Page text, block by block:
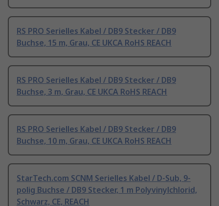
RS PRO Serielles Kabel / DB9 Stecker / DB9
Buchse, 15 m, Grau, CE UKCA RoHS REACH
RS PRO Serielles Kabel / DB9 Stecker / DB9
Buchse, 3 m, Grau, CE UKCA RoHS REACH
RS PRO Serielles Kabel / DB9 Stecker / DB9
Buchse, 10 m, Grau, CE UKCA RoHS REACH
StarTech.com SCNM Serielles Kabel / D-Sub, 9-
polig Buchse / DB9 Stecker, 1 m Polyvinylchlorid,
Schwarz, CE, REACH